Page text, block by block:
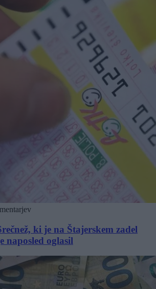
ki je na Štajerskem zadel
naposled oglasil